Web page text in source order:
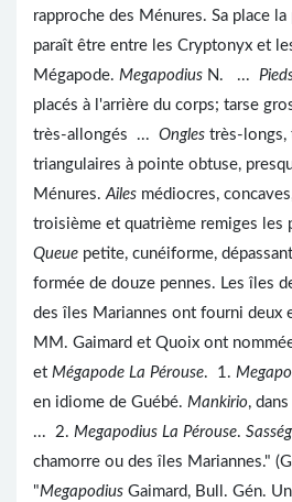
rapproche des Ménures. Sa place
paraît être entre les Cryptonyx et
Mégapode. Megapodius N. ...
placés à l'arrière du corps; tarse
très-allongés ... Ongles très-longs,
triangulaires à pointe obtuse,
Ménures.Ailes médiocres,
troisième et quatrième remiges les
Queue petite, cunéiforme,
formée de douze pennes. Les îles
des îles Mariannes ont fourni deux
MM. Gaimard et Quoix ont
et Mégapode La Pérouse. 1.
en idiome de Guébé. Mankirio,
... 2. Megapodius La Pérouse.
chamorre ou des îles Mariannes."
"Megapodius Gaimard, Bull. Gén.